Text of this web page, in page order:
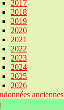
2017
2018
2019
2020
2021
2022
2023
2024
2025
2026
anciennes